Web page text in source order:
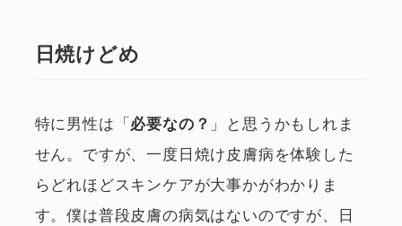
日焼けどめ
特に男性は「必要なの？ 」と思うかもしれま
せん。ですが、一度日焼け皮膚病を体験した
らどれほどスキンケアが大事かがわかりま
す。僕は普段皮膚の病気はないのですが、日